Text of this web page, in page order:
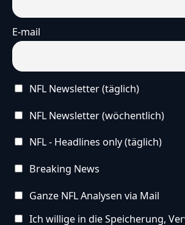
E-mail
NFL Newsletter (täglich)
NFL Newsletter (wöchentlich)
NFL - Headlines only (täglich)
Breaking News
Ganze NFL Analysen via Mail
Ich willige in die Speicherung,